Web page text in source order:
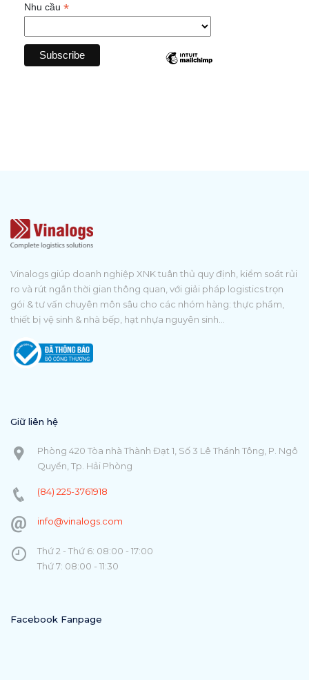
Nhu cầu *
Vinalogs giúp doanh nghiệp XNK tuân thủ quy định, kiểm soát rủi
ro và rút ngắn thời gian thông quan, với giải pháp logistics trọn
gói & tư vấn chuyên môn sâu cho các nhóm hàng: thực phẩm,
thiết bị vệ sinh & nhà bếp, hạt nhựa nguyên sinh...
Giữ liên hệ
Phòng 420 Tòa nhà Thành Đạt 1, Số 3 Lê Thánh Tông, P. Ngô
Quyền, Tp. Hải Phòng
(84) 225-3761918
info@vinalogs.com
Thứ 2 - Thứ 6: 08:00 - 17:00
Thứ 7: 08:00 - 11:30
Facebook Fanpage